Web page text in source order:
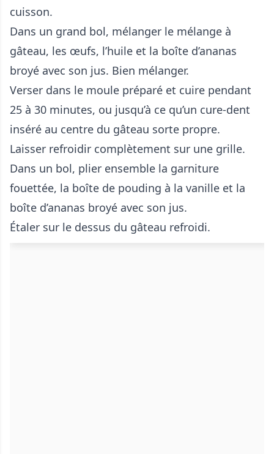
cuisson.
Dans un grand bol, mélanger le mélange à
gâteau, les œufs, l’huile et la boîte d’ananas
broyé avec son jus. Bien mélanger.
Verser dans le moule préparé et cuire pendant
25 à 30 minutes, ou jusqu’à ce qu’un cure-dent
inséré au centre du gâteau sorte propre.
Laisser refroidir complètement sur une grille.
Dans un bol, plier ensemble la garniture
fouettée, la boîte de pouding à la vanille et la
boîte d’ananas broyé avec son jus.
Étaler sur le dessus du gâteau refroidi.